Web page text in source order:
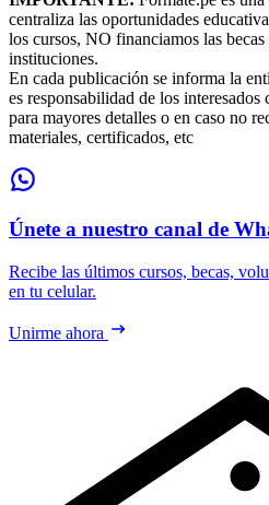
centraliza las oportunidades
los cursos, NO financiamos las
instituciones.
En cada publicación se informa la
es responsabilidad de los
para mayores detalles o en caso no
materiales, certificados, etc
Únete a nuestro canal de
Recibe las últimos cursos, becas,
en tu celular.
Unirme ahora